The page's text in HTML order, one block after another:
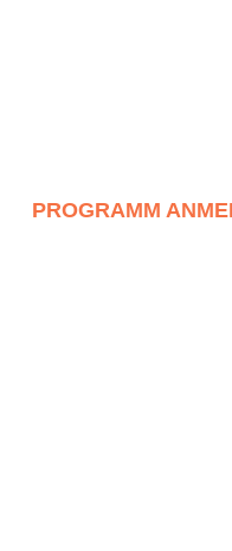
PROGRAMM